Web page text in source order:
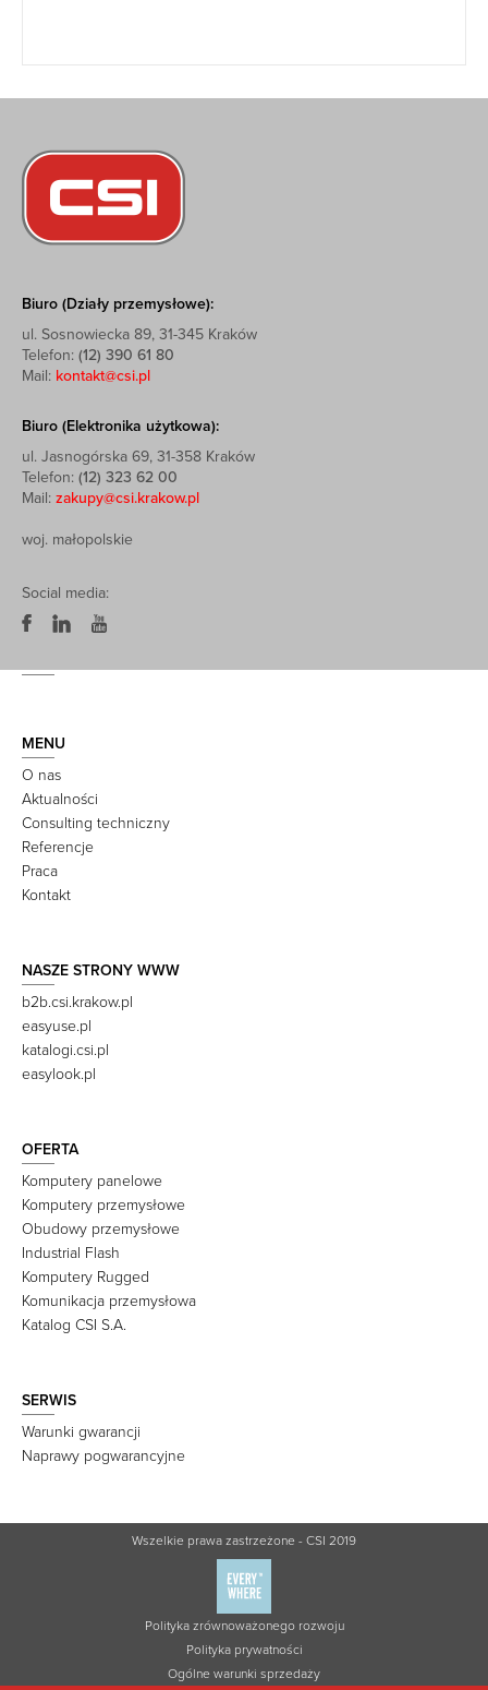
Biuro (Działy przemysłowe):
ul. Sosnowiecka 89, 31-345 Kraków
Telefon: (12) 390 61 80
Mail: kontakt@csi.pl
Biuro (Elektronika użytkowa):
ul. Jasnogórska 69, 31-358 Kraków
Telefon: (12) 323 62 00
Mail: zakupy@csi.krakow.pl
woj. małopolskie
Social media:
MENU
O nas
Aktualności
Consulting techniczny
Referencje
Praca
Kontakt
NASZE STRONY WWW
b2b.csi.krakow.pl
easyuse.pl
katalogi.csi.pl
easylook.pl
OFERTA
Komputery panelowe
Komputery przemysłowe
Obudowy przemysłowe
Industrial Flash
Komputery Rugged
Komunikacja przemysłowa
Katalog CSI S.A.
SERWIS
Warunki gwarancji
Naprawy pogwarancyjne
Wszelkie prawa zastrzeżone - CSI 2019
Polityka zrównoważonego rozwoju
Polityka prywatności
Ogólne warunki sprzedaży